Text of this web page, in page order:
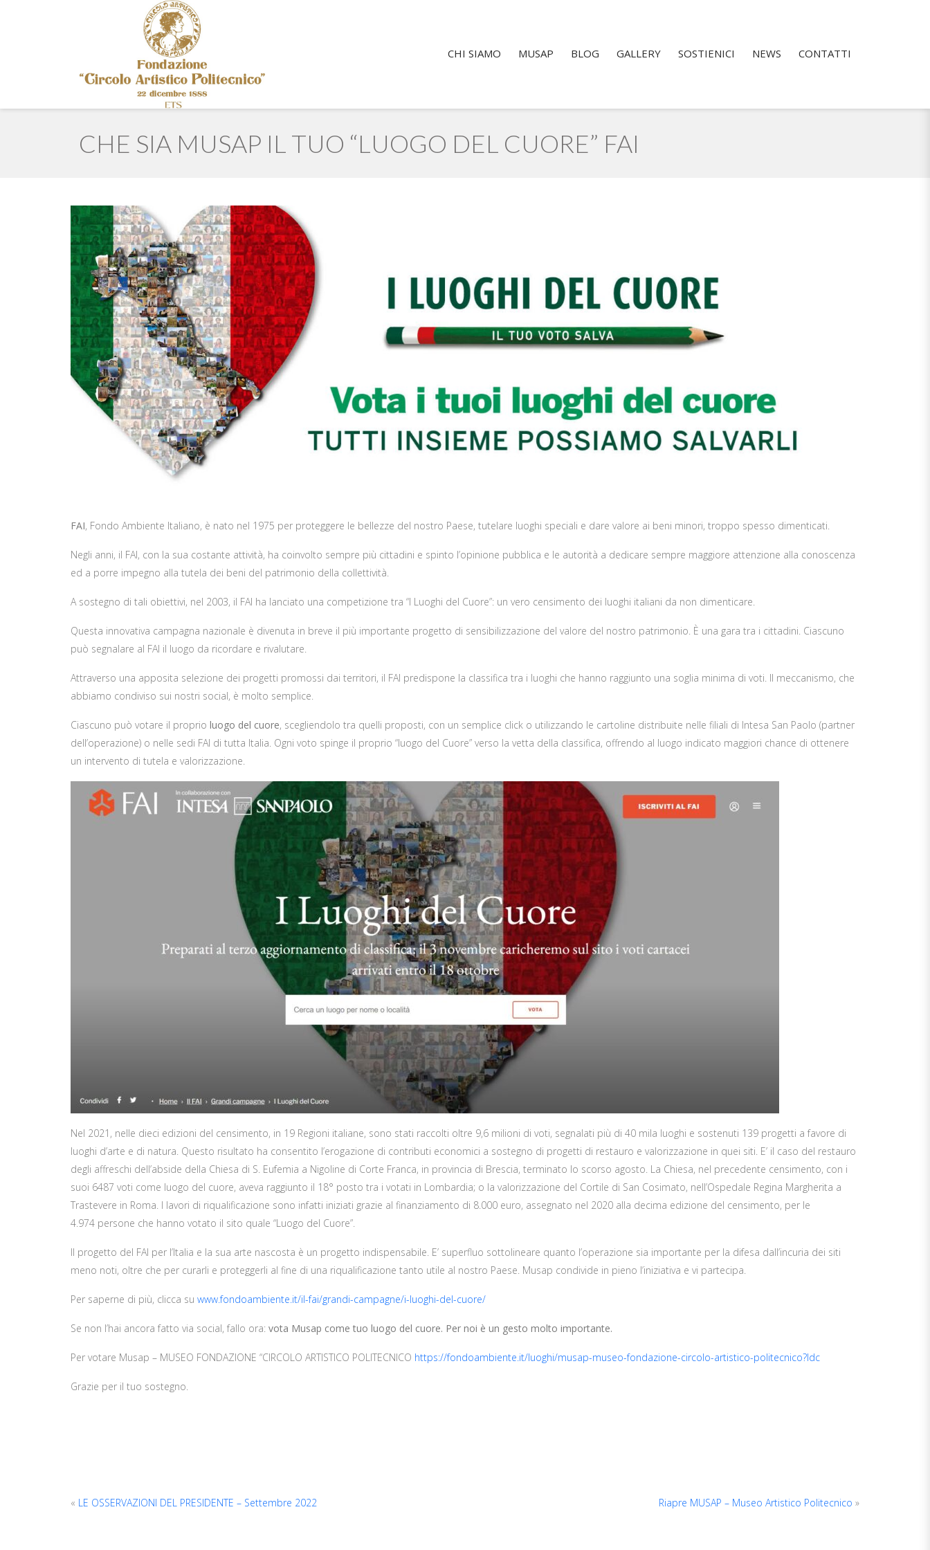
CHI SIAMO MUSAP BLOG GALLERY SOSTIENICI NEWS CONTATTI
CHE SIA MUSAP IL TUO “LUOGO DEL CUORE” FAI
FAI, Fondo Ambiente Italiano, è nato nel 1975 per proteggere le bellezze del nostro Paese, tutelare luoghi speciali e dare valore ai beni minori, troppo spesso dimenticati.
Negli anni, il FAI, con la sua costante attività, ha coinvolto sempre più cittadini e spinto l’opinione pubblica e le autorità a dedicare sempre maggiore attenzione alla conoscenza
ed a porre impegno alla tutela dei beni del patrimonio della collettività.
A sostegno di tali obiettivi, nel 2003, il FAI ha lanciato una competizione tra “I Luoghi del Cuore”: un vero censimento dei luoghi italiani da non dimenticare.
Questa innovativa campagna nazionale è divenuta in breve il più importante progetto di sensibilizzazione del valore del nostro patrimonio. È una gara tra i cittadini. Ciascuno
può segnalare al FAI il luogo da ricordare e rivalutare.
Attraverso una apposita selezione dei progetti promossi dai territori, il FAI predispone la classifica tra i luoghi che hanno raggiunto una soglia minima di voti. Il meccanismo, che
abbiamo condiviso sui nostri social, è molto semplice.
Ciascuno può votare il proprio luogo del cuore, scegliendolo tra quelli proposti, con un semplice click o utilizzando le cartoline distribuite nelle filiali di Intesa San Paolo (partner
dell’operazione) o nelle sedi FAI di tutta Italia. Ogni voto spinge il proprio “luogo del Cuore” verso la vetta della classifica, offrendo al luogo indicato maggiori chance di ottenere
un intervento di tutela e valorizzazione.
Nel 2021, nelle dieci edizioni del censimento, in 19 Regioni italiane, sono stati raccolti oltre 9,6 milioni di voti, segnalati più di 40 mila luoghi e sostenuti 139 progetti a favore di
luoghi d’arte e di natura. Questo risultato ha consentito l’erogazione di contributi economici a sostegno di progetti di restauro e valorizzazione in quei siti. E’ il caso del restauro
degli affreschi dell’abside della Chiesa di S. Eufemia a Nigoline di Corte Franca, in provincia di Brescia, terminato lo scorso agosto. La Chiesa, nel precedente censimento, con i
suoi 6487 voti come luogo del cuore, aveva raggiunto il 18° posto tra i votati in Lombardia; o la valorizzazione del Cortile di San Cosimato, nell’Ospedale Regina Margherita a
Trastevere in Roma. I lavori di riqualificazione sono infatti iniziati grazie al finanziamento di 8.000 euro, assegnato nel 2020 alla decima edizione del censimento, per le
4.974 persone che hanno votato il sito quale “Luogo del Cuore”.
Il progetto del FAI per l’Italia e la sua arte nascosta è un progetto indispensabile. E’ superfluo sottolineare quanto l’operazione sia importante per la difesa dall’incuria dei siti
meno noti, oltre che per curarli e proteggerli al fine di una riqualificazione tanto utile al nostro Paese. Musap condivide in pieno l’iniziativa e vi partecipa.
Per saperne di più, clicca su www.fondoambiente.it/il-fai/grandi-campagne/i-luoghi-del-cuore/
Se non l’hai ancora fatto via social, fallo ora: vota Musap come tuo luogo del cuore. Per noi è un gesto molto importante.
Per votare Musap – MUSEO FONDAZIONE “CIRCOLO ARTISTICO POLITECNICO https://fondoambiente.it/luoghi/musap-museo-fondazione-circolo-artistico-politecnico?ldc
Grazie per il tuo sostegno.
« LE OSSERVAZIONI DEL PRESIDENTE – Settembre 2022 Riapre MUSAP – Museo Artistico Politecnico »